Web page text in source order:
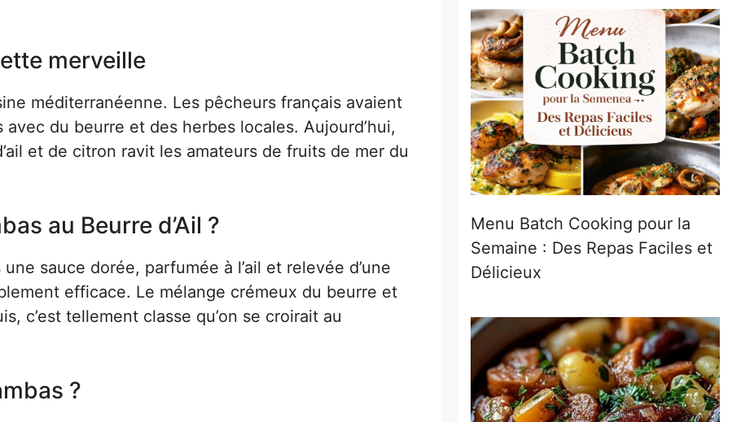
merveille
méditerranéenne. Les pêcheurs français avaient
du beurre et des herbes locales. Aujourd’hui,
et de citron ravit les amateurs de fruits de mer du
au Beurre d’Ail ?
sauce dorée, parfumée à l’ail et relevée d’une
efficace. Le mélange crémeux du beurre et
c’est tellement classe qu’on se croirait au
?
Menu Batch Cooking pour la
Semaine : Des Repas Faciles et
Délicieux